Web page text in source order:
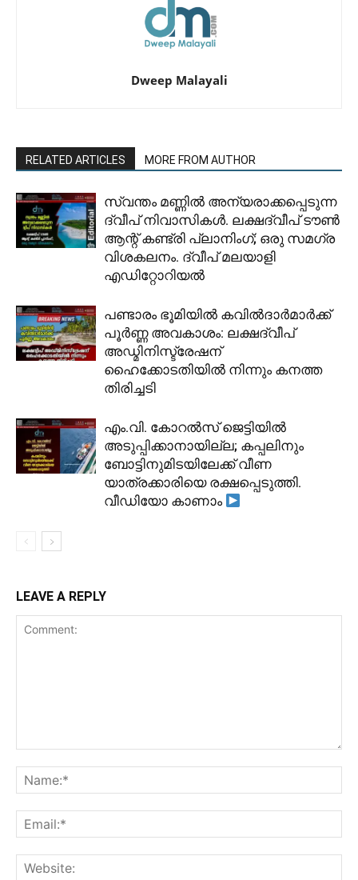
Dweep Malayali
RELATED ARTICLES MORE FROM AUTHOR
സ്വന്തം മണ്ണിൽ അന്യരാക്കപ്പെടുന്ന
ദ്വീപ് നിവാസികൾ. ലക്ഷദ്വീപ് ടൗൺ
ആന്റ് കണ്ട്രി പ്ലാനിംഗ്; ഒരു സമഗ്ര
വിശകലനം. ദ്വീപ് മലയാളി
എഡിറ്റോറിയൽ
പണ്ടാരം ഭൂമിയിൽ കവിൽദാർമാർക്ക്
പൂർണ്ണ അവകാശം: ലക്ഷദ്വീപ്
അഡ്മിനിസ്ട്രേഷന്
ഹൈക്കോടതിയിൽ നിന്നും കനത്ത
തിരിച്ചടി
​എം.വി. കോറൽസ് ജെട്ടിയിൽ
അടുപ്പിക്കാനായില്ല; കപ്പലിനും
ബോട്ടിനുമിടയിലേക്ക് വീണ
യാത്രക്കാരിയെ രക്ഷപ്പെടുത്തി.
വീഡിയോ കാണാം
LEAVE A REPLY